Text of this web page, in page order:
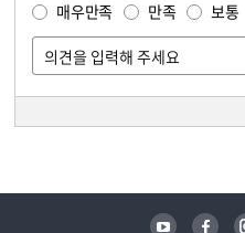
매우만족 만족 보통
유튜브 페이스북